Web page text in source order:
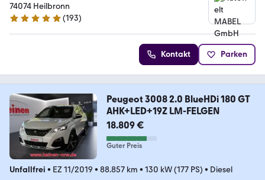
74074 Heilbronn
4.9 Sterne
(193)
Kontakt Parken
Peugeot 3008 2.0 BlueHDi 180 GT
AHK+LED+19Z LM-FELGEN
18.809 €
Guter Preis
Unfallfrei • EZ 11/2019 • 88.857 km • 130 kW (177 PS) • Diesel